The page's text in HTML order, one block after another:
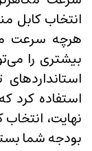
انتخاب کابل
هرچه سرعت
بیشتری را
استفاده کرد
نهایت،
بودجه شما